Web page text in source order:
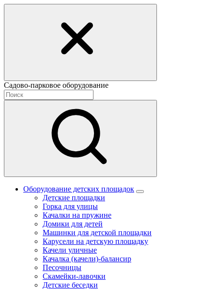
Садово-парковое оборудование
Оборудование детских площадок
Детские площадки
Горка для улицы
Качалки на пружине
Домики для детей
Машинки для детской площадки
Карусели на детскую площадку
Качели уличные
Качалка (качели)-балансир
Песочницы
Скамейки-лавочки
Детские беседки